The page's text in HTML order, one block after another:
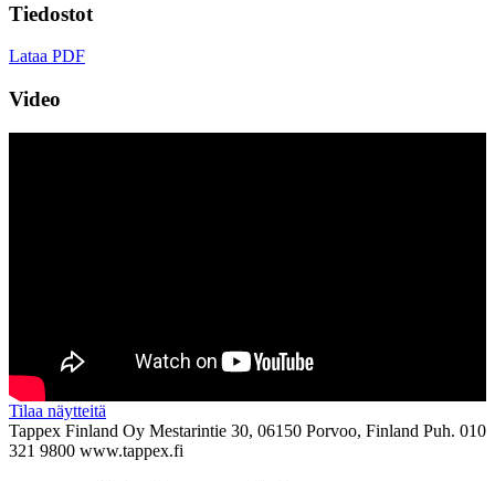
Tiedostot
Lataa PDF
Video
Tilaa näytteitä
Tappex Finland Oy Mestarintie 30, 06150 Porvoo, Finland Puh. 010
321 9800 www.tappex.fi